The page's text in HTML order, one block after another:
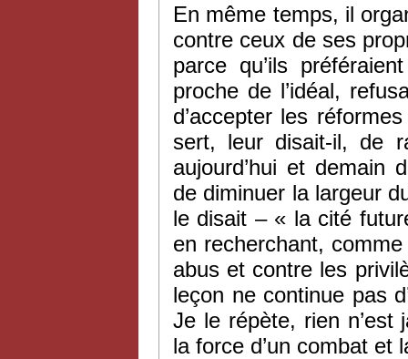
En même temps, il
contre ceux de ses
parce qu’ils
proche de l’idéal,
d’accepter les
sert, leur disait-il, de
aujourd’hui et demain
de diminuer la largeur
le disait – « la cité
en recherchant,
abus et contre les
leçon ne continue pas
Je le répète, rien n’est
la force d’un combat et